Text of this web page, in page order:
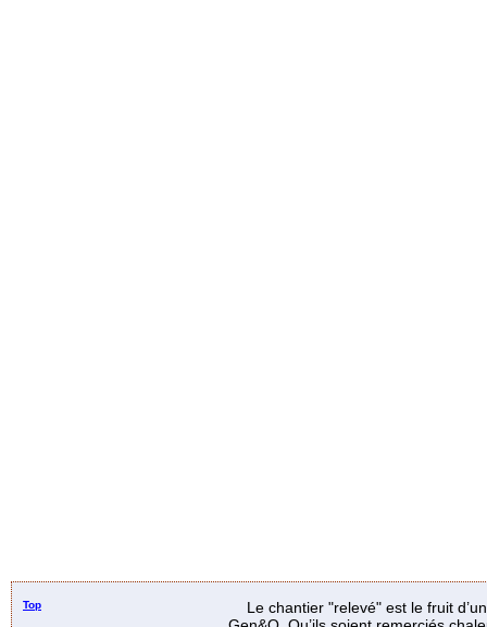
Top
Le chantier "relevé" est le fruit